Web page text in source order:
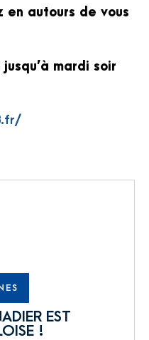
autours de vous
mardi soir
EST
!